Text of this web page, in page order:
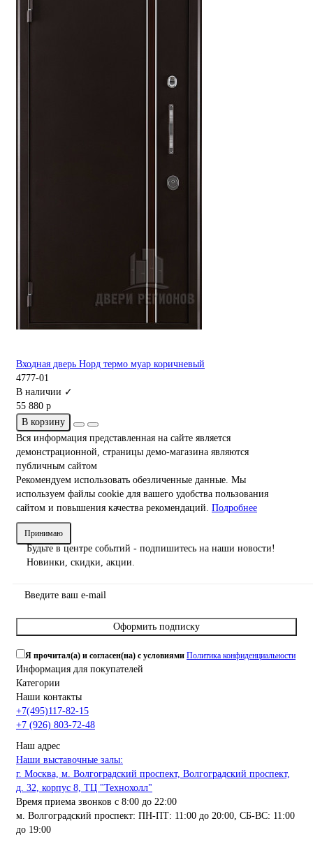
Входная дверь Норд термо муар коричневый
4777-01
В наличии ✓
55 880 р
В корзину
Вся информация представленная на сайте является
демонстрационной, страницы демо-магазина являются
публичным сайтом
Рекомендуем использовать обезличенные данные. Мы
используем файлы cookie для вашего удобства пользования
сайтом и повышения качества рекомендаций. Подробнее
Принимаю
Будьте в центре событий - подпишитесь на наши новости!
Новинки, скидки, акции.
Оформить подписку
Я прочитал(а) и согласен(на) с условиями Политика конфиденциальности
Информация для покупателей
Категории
Наши контакты
+7(495)117-82-15
+7 (926) 803-72-48
Наш адрес
Наши выставочные залы:
г. Москва, м. Волгоградский проспект, Волгоградский проспект,
д. 32, корпус 8, ТЦ "Технохолл"
Время приема звонков с 8:00 до 22:00
м. Волгоградский проспект: ПН-ПТ: 11:00 до 20:00, СБ-ВС: 11:00
до 19:00